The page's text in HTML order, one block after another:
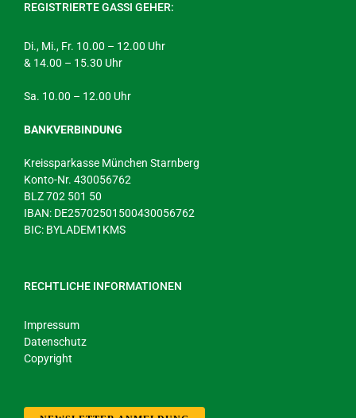
REGISTRIERTE GASSI GEHER:
Di., Mi., Fr. 10.00 – 12.00 Uhr
& 14.00 – 15.30 Uhr
Sa. 10.00 – 12.00 Uhr
BANKVERBINDUNG
Kreissparkasse München Starnberg
Konto-Nr. 430056762
BLZ 702 501 50
IBAN: DE25702501500430056762
BIC: BYLADEM1KMS
RECHTLICHE INFORMATIONEN
Impressum
Datenschutz
Copyright